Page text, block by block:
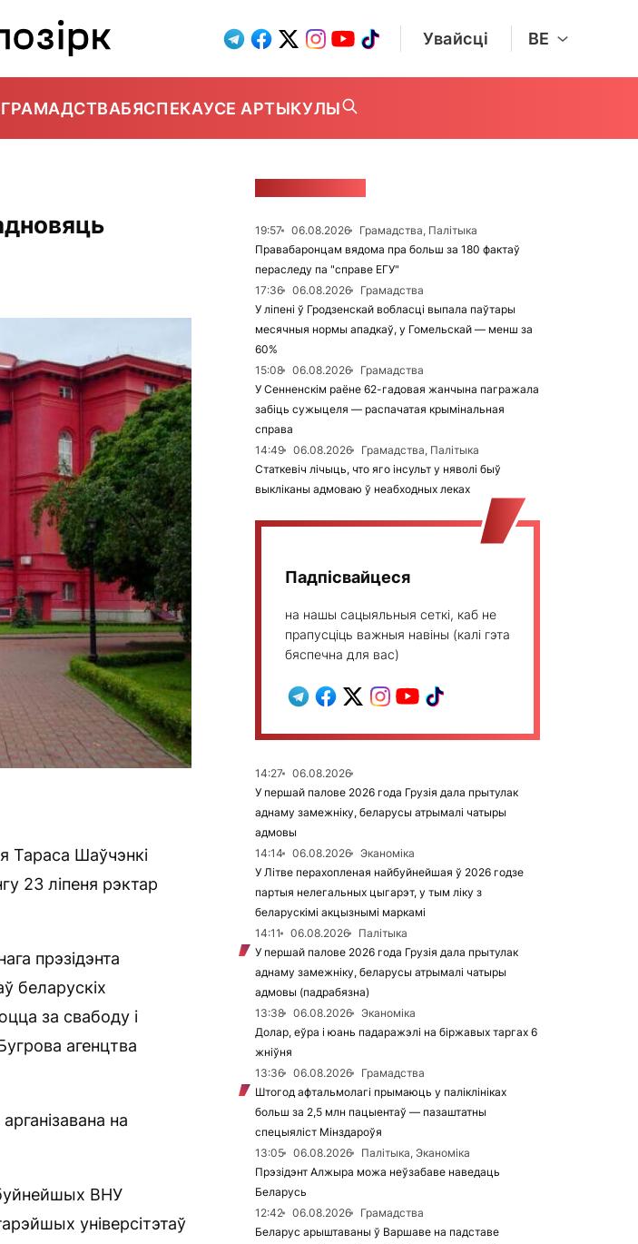
Увайсці BE
ГРАМАДСТВАБЯСПЕКАУСЕ АРТЫКУЛЫ
Тараса Шаўчэнкі
23 ліпеня рэктар
прэзідэнта
беларускіх
за свабоду і
агенцтва
на
ВНУ
універсітэтаў
19:57 06.08.2026
Грамадства, Палітыка
Правабаронцам вядома пра больш за 180 фактаў
пераследу па "справе ЕГУ"
17:36
06.08.2026
Грамадства
У ліпені ў Гродзенскай вобласці выпала паўтары
месячныя нормы ападкаў, у Гомельскай — менш за
60%
15:08
06.08.2026
Грамадства
У Сенненскім раёне 62-гадовая жанчына пагражала
забіць сужыцеля — распачатая крымінальная
справа
14:49
06.08.2026
Грамадства, Палітыка
Статкевіч лічыць, что яго інсульт у няволі быў
выкліканы адмоваю ў неабходных леках
Падпісвайцеся
на нашы сацыяльныя сеткі, каб не
прапусціць важныя навіны (калі гэта
бяспечна для вас)
14:27
06.08.2026
У першай палове 2026 года Грузія дала прытулак
аднаму замежніку, беларусы атрымалі чатыры
адмовы
14:14
06.08.2026
Эканоміка
У Літве перахопленая найбуйнейшая ў 2026 годзе
партыя нелегальных цыгарэт, у тым ліку з
беларускімі акцызнымі маркамі
14:11
06.08.2026
Палітыка
У першай палове 2026 года Грузія дала прытулак
аднаму замежніку, беларусы атрымалі чатыры
адмовы (падрабязна)
13:38
06.08.2026
Эканоміка
Долар, еўра і юань падаражэлі на біржавых таргах 6
жніўня
13:36
06.08.2026
Грамадства
Штогод афтальмолагі прымаюць у паліклініках
больш за 2,5 млн пацыентаў — пазаштатны
спецыяліст Мінздароўя
13:05
06.08.2026
Палітыка, Эканоміка
Прэзідэнт Алжыра можа неўзабаве наведаць
Беларусь
12:42
06.08.2026
Грамадства
Беларус арыштаваны ў Варшаве на падставе